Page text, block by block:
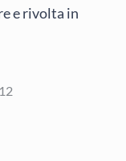
e rivolta in